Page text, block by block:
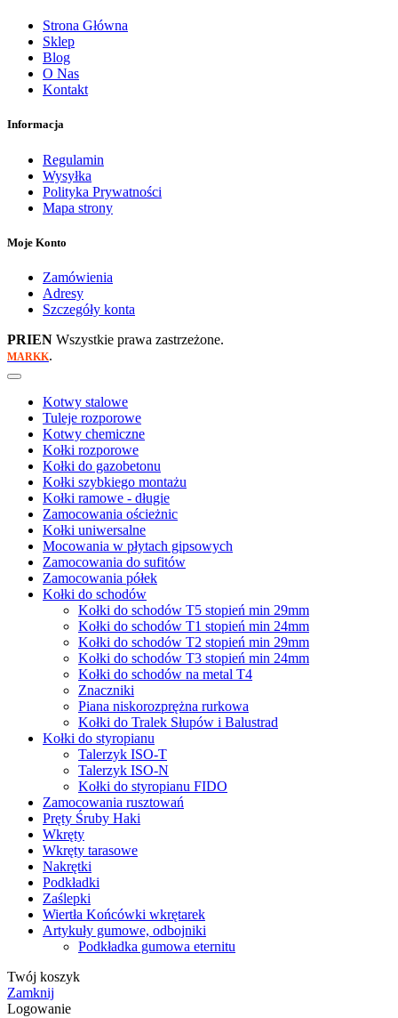
Strona Główna
Sklep
Blog
O Nas
Kontakt
Informacja
Regulamin
Wysyłka
Polityka Prywatności
Mapa strony
Moje Konto
Zamówienia
Adresy
Szczegóły konta
PRIEN Wszystkie prawa zastrzeżone.
MARKK.
Kotwy stalowe
Tuleje rozporowe
Kotwy chemiczne
Kołki rozporowe
Kołki do gazobetonu
Kołki szybkiego montażu
Kołki ramowe - długie
Zamocowania ościeżnic
Kołki uniwersalne
Mocowania w płytach gipsowych
Zamocowania do sufitów
Zamocowania półek
Kołki do schodów
Kołki do schodów T5 stopień min 29mm
Kołki do schodów T1 stopień min 24mm
Kołki do schodów T2 stopień min 29mm
Kołki do schodów T3 stopień min 24mm
Kołki do schodów na metal T4
Znaczniki
Piana niskorozprężna rurkowa
Kołki do Tralek Słupów i Balustrad
Kołki do styropianu
Talerzyk ISO-T
Talerzyk ISO-N
Kołki do styropianu FIDO
Zamocowania rusztowań
Pręty Śruby Haki
Wkręty
Wkręty tarasowe
Nakrętki
Podkładki
Zaślepki
Wiertła Końcówki wkrętarek
Artykuły gumowe, odbojniki
Podkładka gumowa eternitu
Twój koszyk
Zamknij
Logowanie